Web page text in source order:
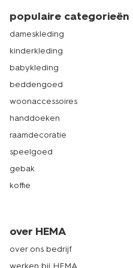
populaire categorieën
dameskleding
kinderkleding
babykleding
beddengoed
woonaccessoires
handdoeken
raamdecoratie
speelgoed
gebak
koffie
over HEMA
over ons bedrijf
werken bij HEMA